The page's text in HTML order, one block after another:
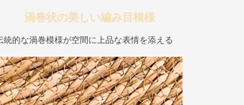
渦巻状の美しい編み目模様
統的な渦巻模様が空間に上品な表情を添える